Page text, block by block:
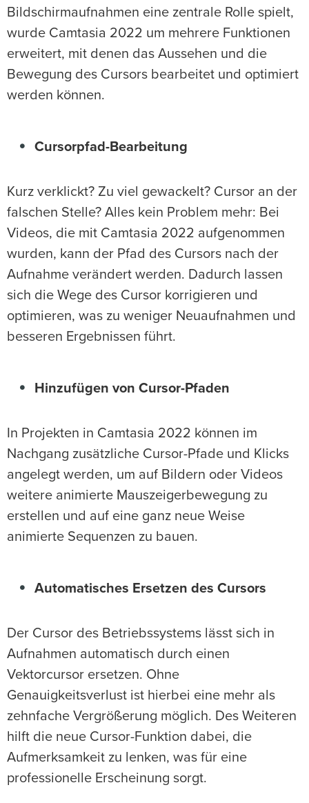
Bildschirmaufnahmen eine zentrale Rolle spielt,
wurde Camtasia 2022 um mehrere Funktionen
erweitert, mit denen das Aussehen und die
Bewegung des Cursors bearbeitet und optimiert
werden können.
Cursorpfad-Bearbeitung
Kurz verklickt? Zu viel gewackelt? Cursor an der
falschen Stelle? Alles kein Problem mehr: Bei
Videos, die mit Camtasia 2022 aufgenommen
wurden, kann der Pfad des Cursors nach der
Aufnahme verändert werden. Dadurch lassen
sich die Wege des Cursor korrigieren und
optimieren, was zu weniger Neuaufnahmen und
besseren Ergebnissen führt.
Hinzufügen von Cursor-Pfaden
In Projekten in Camtasia 2022 können im
Nachgang zusätzliche Cursor-Pfade und Klicks
angelegt werden, um auf Bildern oder Videos
weitere animierte Mauszeigerbewegung zu
erstellen und auf eine ganz neue Weise
animierte Sequenzen zu bauen.
Automatisches Ersetzen des Cursors
Der Cursor des Betriebssystems lässt sich in
Aufnahmen automatisch durch einen
Vektorcursor ersetzen. Ohne
Genauigkeitsverlust ist hierbei eine mehr als
zehnfache Vergrößerung möglich. Des Weiteren
hilft die neue Cursor-Funktion dabei, die
Aufmerksamkeit zu lenken, was für eine
professionelle Erscheinung sorgt.